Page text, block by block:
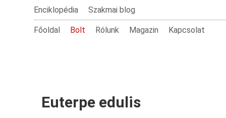
Enciklopédia Szakmai blog
Főoldal Bolt Rólunk Magazin Kapcsolat
Euterpe edulis